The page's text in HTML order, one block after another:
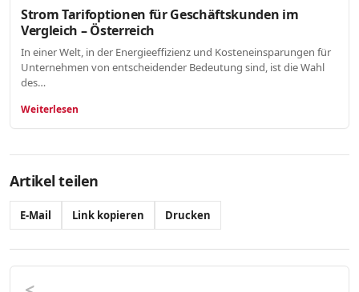
Strom Tarifoptionen für Geschäftskunden im
Vergleich – Österreich
In einer Welt, in der Energieeffizienz und Kosteneinsparungen für
Unternehmen von entscheidender Bedeutung sind, ist die Wahl
des…
Weiterlesen
Artikel teilen
E-Mail Link kopieren Drucken